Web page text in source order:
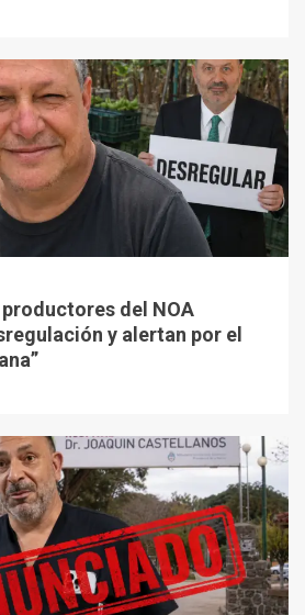
productores del NOA
y alertan por el